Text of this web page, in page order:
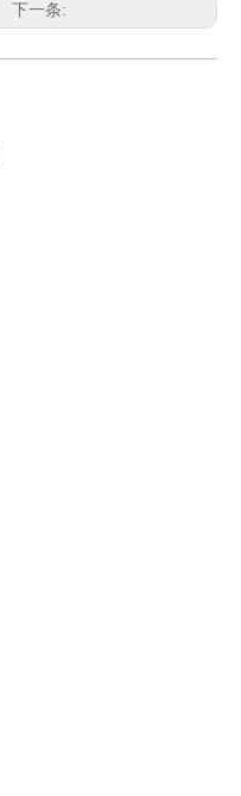
下一条: